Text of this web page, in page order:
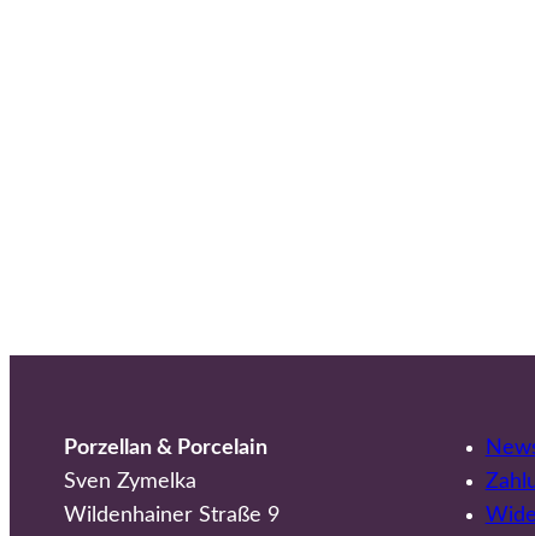
Porzellan & Porcelain
Sven Zymelka
Wildenhainer Straße 9